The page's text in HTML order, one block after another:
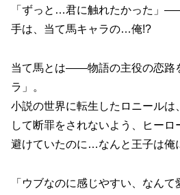
「ずっと…君に触れたかった」
手は、当て馬キャラの…俺!?
当て馬とは――物語の主役の恋路
ラ」。
小説の世界に転生したロニールは
して断罪をされないよう、ヒーロ
避けていたのに…なんと王子は俺
「ウブなのに感じやすい、なん